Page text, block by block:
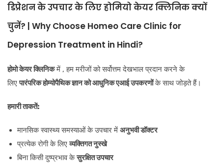
डिप्रेशन के उपचार के लिए होमियो केयर क्लिनिक क्यों
चुनें? | Why Choose Homeo Care Clinic for
Depression Treatment in Hindi?
होमो केयर क्लिनिकमें , हम मरीजों को सर्वोत्तम देखभाल प्रदान करने के
लिएपारंपरिक होम्योपैथिक ज्ञान कोआधुनिक एआई उपकरणोंके साथ जोड़ते हैं।
हमारी ताकतें:
मानसिक स्वास्थ्य समस्याओं के उपचार में अनुभवी डॉक्टर
प्रत्येक रोगी के लिएव्यक्तिगत नुस्खे
बिना किसी दुष्प्रभाव केसुरक्षित उपचार